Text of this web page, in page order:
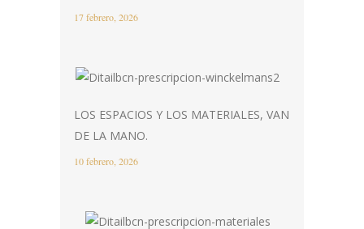
17 febrero, 2026
LOS ESPACIOS Y LOS MATERIALES, VAN
DE LA MANO.
10 febrero, 2026